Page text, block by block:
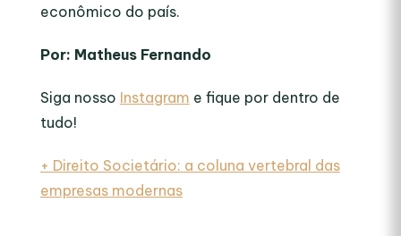
econômico do país.
Por: Matheus Fernando
Siga nosso Instagram e fique por dentro de
tudo!
+ Direito Societário: a coluna vertebral das
empresas modernas